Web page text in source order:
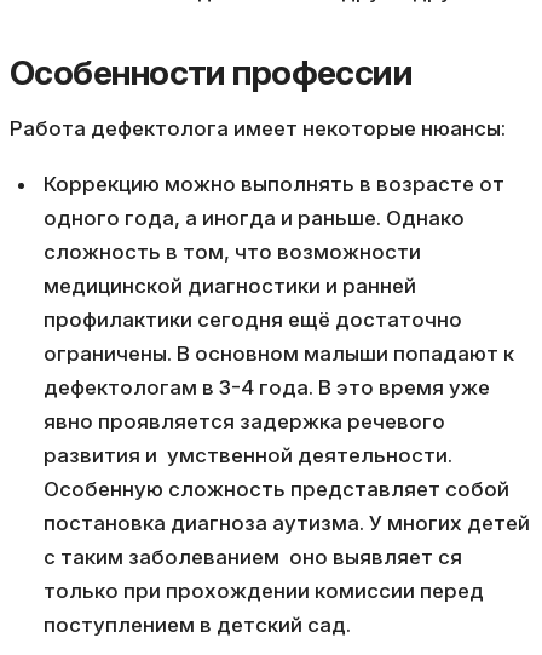
Особенности профессии
Работа дефектолога имеет некоторые нюансы:
Коррекцию можно выполнять в возрасте от
одного года, а иногда и раньше. Однако
сложность в том, что возможности
медицинской диагностики и ранней
профилактики сегодня ещё достаточно
ограничены. В основном малыши попадают к
дефектологам в 3-4 года. В это время уже
явно проявляется задержка речевого
развития и умственной деятельности.
Особенную сложность представляет собой
постановка диагноза аутизма. У многих детей
с таким заболеванием оно выявляет ся
только при прохождении комиссии перед
поступлением в детский сад.